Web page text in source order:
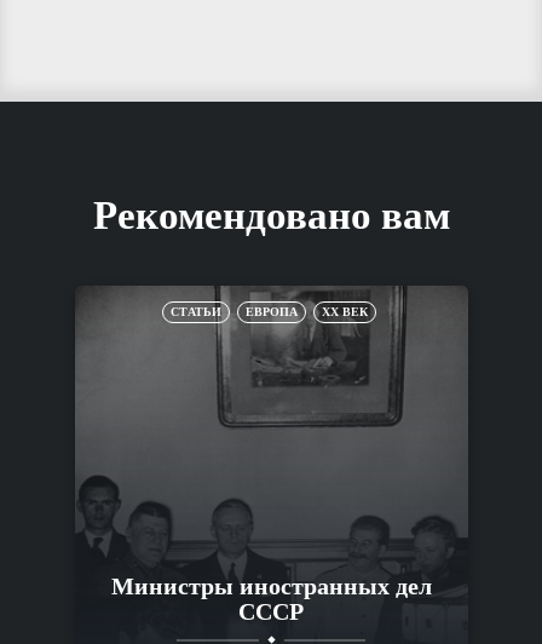
Рекомендовано вам
СТАТЬИ ЕВРОПА XX ВЕК
Министры иностранных дел
СССР